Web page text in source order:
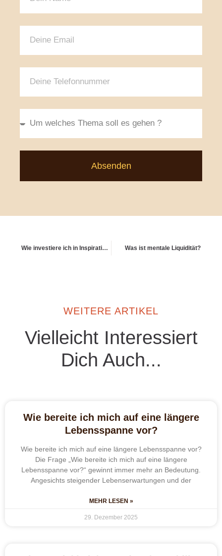
Absenden
Wie investiere ich in Inspiration – nicht nur in Produkte? Was ist mentale Liquidität?
WEITERE ARTIKEL
Vielleicht Interessiert
Dich Auch...
Wie bereite ich mich auf eine längere
Lebensspanne vor?
Wie bereite ich mich auf eine längere Lebensspanne vor?
Die Frage „Wie bereite ich mich auf eine längere
Lebensspanne vor?“ gewinnt immer mehr an Bedeutung.
Angesichts steigender Lebenserwartungen und der
MEHR LESEN »
29. Dezember 2025